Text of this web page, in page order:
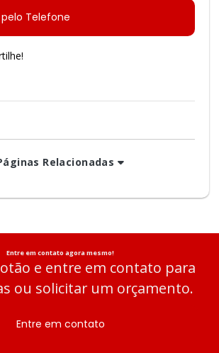
Telefone
Relacionadas
Entre em contato agora mesmo!
e entre em contato para
ou solicitar um orçamento.
Entre em contato